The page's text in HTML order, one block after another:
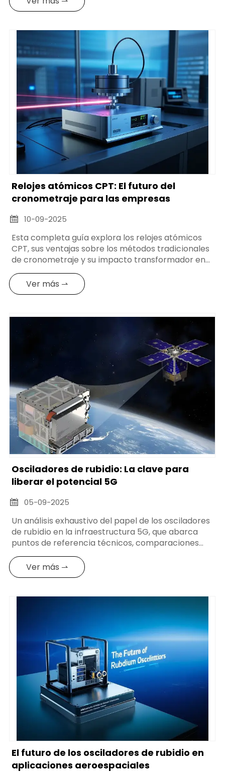
Relojes atómicos CPT: El futuro del
cronometraje para las empresas
 10-09-2025
Esta completa guía explora los relojes atómicos
CPT, sus ventajas sobre los métodos tradicionales
de cronometraje y su impacto transformador en
las empresas.
Ver más ⇀
Osciladores de rubidio: La clave para
liberar el potencial 5G
 05-09-2025
Un análisis exhaustivo del papel de los osciladores
de rubidio en la infraestructura 5G, que abarca
puntos de referencia técnicos, comparaciones
coste-beneficio y estrategias de implementación
para operadores de telecomunicaciones.
Ver más ⇀
El futuro de los osciladores de rubidio en
aplicaciones aeroespaciales